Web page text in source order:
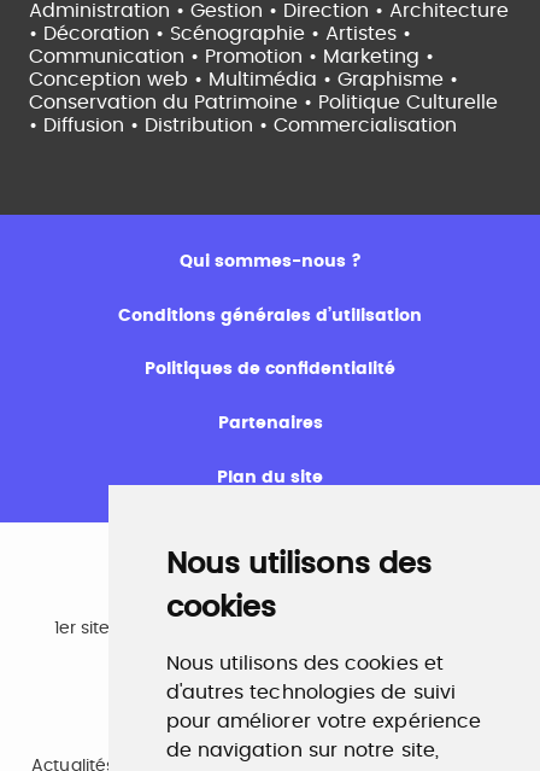
Nous utilisons des
cookies
Nous utilisons des cookies et
d'autres technologies de suivi
pour améliorer votre expérience
de navigation sur notre site,
Administration • Gestion • Direction • Architecture
• Décoration • Scénographie • Artistes •
Communication • Promotion • Marketing •
Conception web • Multimédia • Graphisme •
Conservation du Patrimoine • Politique Culturelle
• Diffusion • Distribution • Commercialisation
Qui sommes-nous ?
Conditions générales d’utilisation
Politiques de confidentialité
Partenaires
Plan du site
Emploi
1er site emploi du secteur culturel 784.000 visites et
www.profilculture.com
Formation
Actualités, guide et annuaire des formations aux métiers